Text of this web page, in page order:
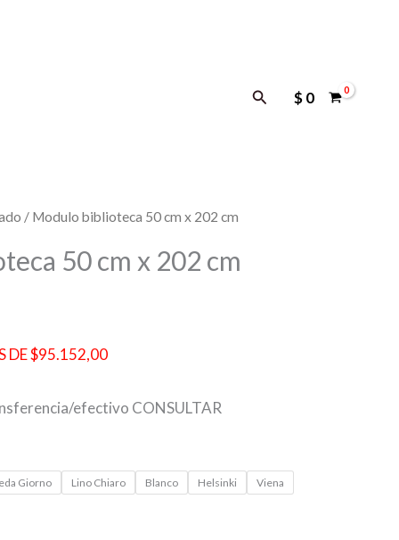
Buscar$0
/ Modulo biblioteca 50 cm x 202 cm
50 cm x 202 cm
DE $95.152,00
efectivo CONSULTAR
Giorno Lino Chiaro Blanco Helsinki
Viena